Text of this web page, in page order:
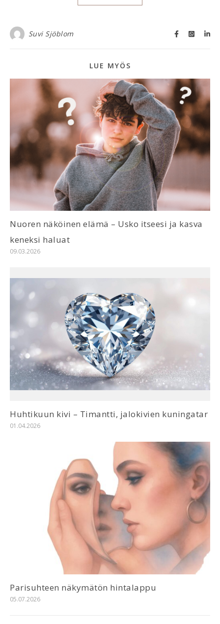
Suvi Sjöblom
LUE MYÖS
Nuoren näköinen elämä – Usko itseesi ja kasva
keneksi haluat
09.03.2026
Huhtikuun kivi – Timantti, jalokivien kuningatar
01.04.2026
Parisuhteen näkymätön hintalappu
05.07.2026